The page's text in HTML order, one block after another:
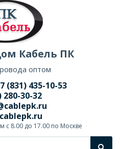
Кабель ПК
оптом
(831) 435-10-53
280-30-32
с 8.00 до 17.00 по Москве